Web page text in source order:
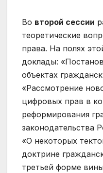
Во второй сессии
теоретические
права. На полях
доклады:
объектах
«Рассмотрение
цифровых прав в
реформирования
законодательства
«О некоторых
доктрине
третьей форме